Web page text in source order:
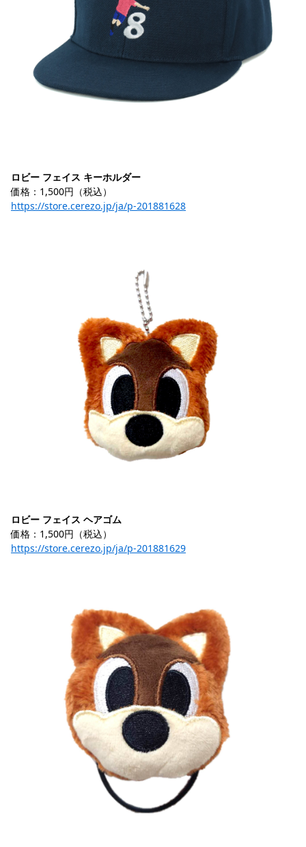
ロビー フェイス キーホルダー
価格：1,500円（税込）
https://store.cerezo.jp/ja/p-201881628
ロビー フェイス ヘアゴム
価格：1,500円（税込）
https://store.cerezo.jp/ja/p-201881629